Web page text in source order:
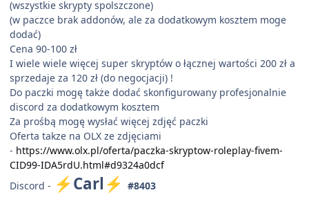
(wszystkie skrypty spolszczone)
(w paczce brak addonów, ale za dodatkowym kosztem moge
dodać)
Cena 90-100 zł
I wiele wiele więcej super skryptów o łącznej wartości 200 zł a
sprzedaje za 120 zł (do negocjacji) !
Do paczki mogę także dodać skonfigurowany profesjonalnie
discord za dodatkowym kosztem
Za prośbą mogę wysłać więcej zdjęć paczki
Oferta takze na OLX ze zdjęciami
- https://www.olx.pl/oferta/paczka-skryptow-roleplay-fivem-
CID99-IDA5rdU.html#d9324a0dcf
Discord - ⚡Carl ⚡ #8403